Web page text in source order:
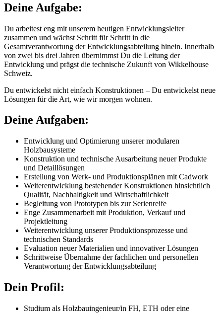
Deine Aufgabe:
Du arbeitest eng mit unserem heutigen Entwicklungsleiter
zusammen und wächst Schritt für Schritt in die
Gesamtverantwortung der Entwicklungsabteilung hinein. Innerhalb
von zwei bis drei Jahren übernimmst Du die Leitung der
Entwicklung und prägst die technische Zukunft von Wikkelhouse
Schweiz.
Du entwickelst nicht einfach Konstruktionen – Du entwickelst neue
Lösungen für die Art, wie wir morgen wohnen.
Deine Aufgaben:
Entwicklung und Optimierung unserer modularen
Holzbausysteme
Konstruktion und technische Ausarbeitung neuer Produkte
und Detaillösungen
Erstellung von Werk- und Produktionsplänen mit Cadwork
Weiterentwicklung bestehender Konstruktionen hinsichtlich
Qualität, Nachhaltigkeit und Wirtschaftlichkeit
Begleitung von Prototypen bis zur Serienreife
Enge Zusammenarbeit mit Produktion, Verkauf und
Projektleitung
Weiterentwicklung unserer Produktionsprozesse und
technischen Standards
Evaluation neuer Materialien und innovativer Lösungen
Schrittweise Übernahme der fachlichen und personellen
Verantwortung der Entwicklungsabteilung
Dein Profil:
Studium als Holzbauingenieur/in FH, ETH oder eine